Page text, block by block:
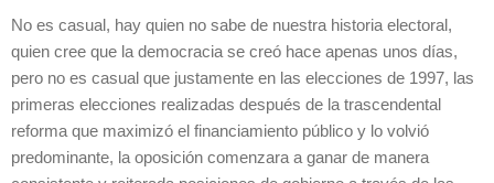
No es casual, hay quien no sabe de nuestra historia electoral,
quien cree que la democracia se creó hace apenas unos días,
pero no es casual que justamente en las elecciones de 1997, las
primeras elecciones realizadas después de la trascendental
reforma que maximizó el financiamiento público y lo volvió
predominante, la oposición comenzara a ganar de manera